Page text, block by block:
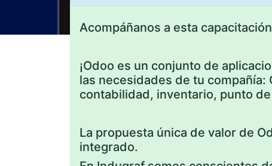
Acompáñanos a esta capacitación
¡Odoo es un conjunto de
las necesidades de tu compañía:
contabilidad, inventario, punto
La propuesta única de valor de
integrado.